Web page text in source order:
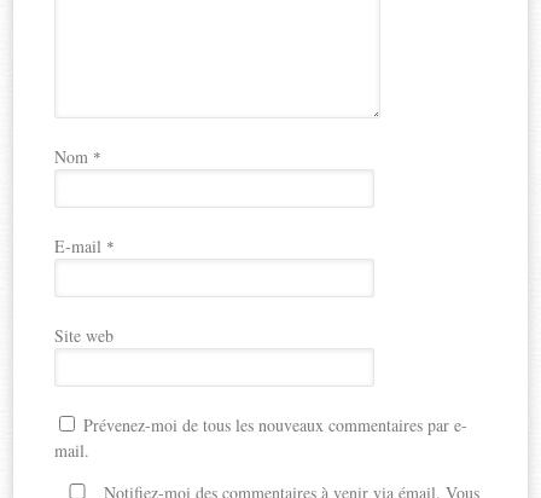
Nom *
E-mail *
Site web
Prévenez-moi de tous les nouveaux commentaires par e-
mail.
Notifiez-moi des commentaires à venir via émail. Vous